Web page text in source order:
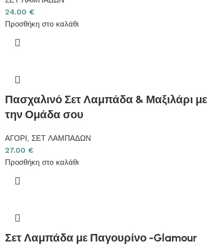
24.00 €
Προσθήκη στο καλάθι
Πασχαλινό Σετ Λαμπάδα & Μαξιλάρι με
την Ομάδα σου
ΑΓΟΡΙ, ΣΕΤ ΛΑΜΠΑΔΩΝ
27.00 €
Προσθήκη στο καλάθι
Σετ Λαμπάδα με Παγουρίνο -Glamour